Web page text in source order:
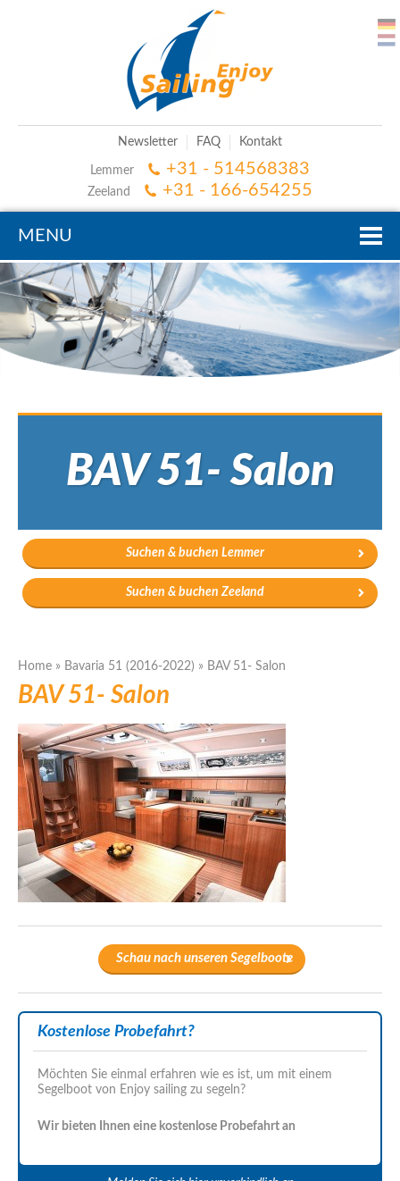
Newsletter FAQ Kontakt
Lemmer +31 - 514568383
Zeeland +31 - 166-654255
MENU
BAV 51- Salon
Suchen & buchen Lemmer
Suchen & buchen Zeeland
Home » Bavaria 51 (2016-2022) » BAV 51- Salon
BAV 51- Salon
Schau nach unseren Segelboote
Kostenlose Probefahrt?
Möchten Sie einmal erfahren wie es ist, um mit einem
Segelboot von Enjoy sailing zu segeln?
Wir bieten Ihnen eine kostenlose Probefahrt an